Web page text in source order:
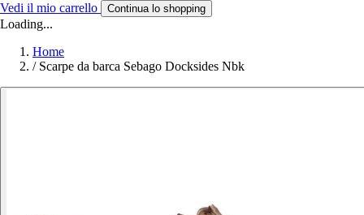
Vedi il mio carrello Continua lo shopping
Loading...
Home
/ Scarpe da barca Sebago Docksides Nbk